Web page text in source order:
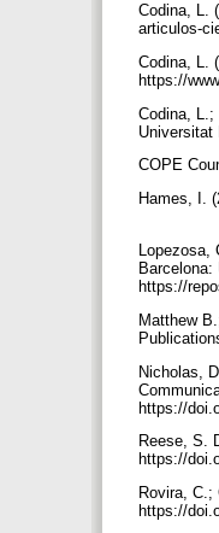
Codina, L.
articulos-
Codina, L.
https://
Codina, L.;
Universitat
COPE
Hames, I.
https://
Matthew
Nicholas,
https://
Reese, S.
https://
Rovira, C.;
https://